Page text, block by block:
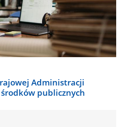
Administracji
publicznych